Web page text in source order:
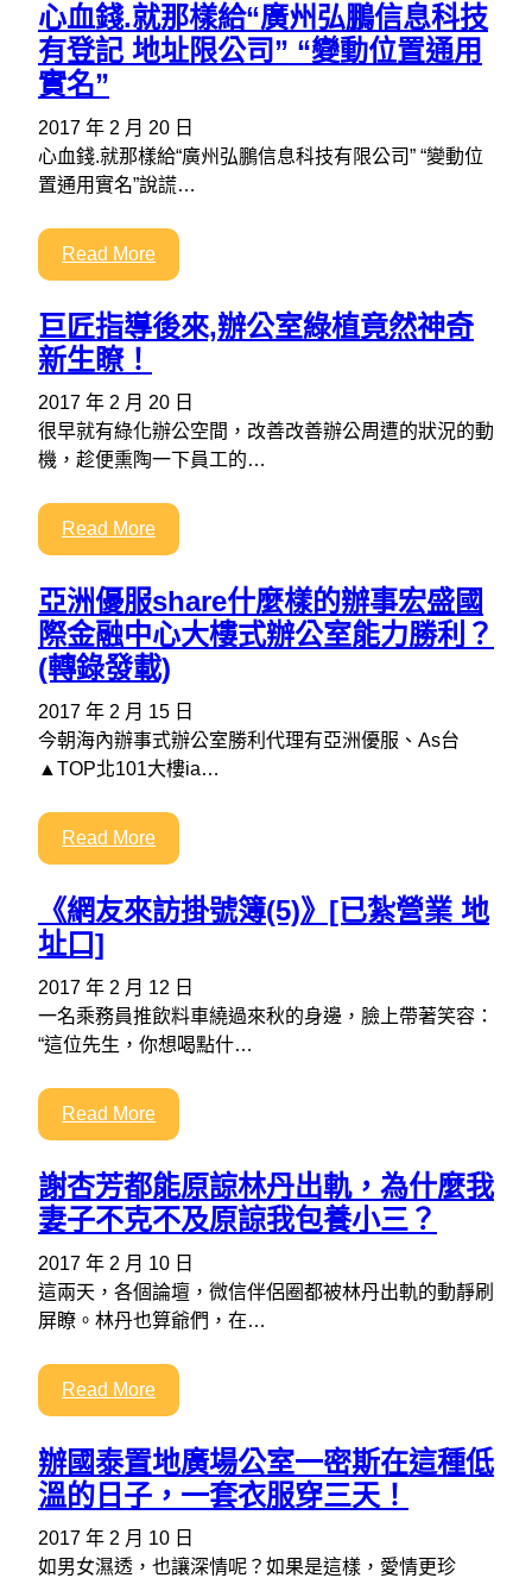
心血錢.就那樣給“廣州弘鵬信息科技
有登記 地址限公司” “變動位置通用
實名”
2017 年 2 月 20 日
心血錢.就那樣給“廣州弘鵬信息科技有限公司” “變動位
置通用實名”說謊…
Read More
巨匠指導後來,辦公室綠植竟然神奇
新生瞭！
2017 年 2 月 20 日
很早就有綠化辦公空間，改善改善辦公周遭的狀況的動
機，趁便熏陶一下員工的…
Read More
亞洲優服share什麼樣的辦事宏盛國
際金融中心大樓式辦公室能力勝利？
(轉錄發載)
2017 年 2 月 15 日
今朝海內辦事式辦公室勝利代理有亞洲優服、As台
▲TOP北101大樓ia…
Read More
《網友來訪掛號簿(5)》[已紮營業 地
址口]
2017 年 2 月 12 日
一名乘務員推飲料車繞過來秋的身邊，臉上帶著笑容：
“這位先生，你想喝點什…
Read More
謝杏芳都能原諒林丹出軌，為什麼我
妻子不克不及原諒我包養小三？
2017 年 2 月 10 日
這兩天，各個論壇，微信伴侶圈都被林丹出軌的動靜刷
屏瞭。林丹也算爺們，在…
Read More
辦國泰置地廣場公室一密斯在這種低
溫的日子，一套衣服穿三天！
2017 年 2 月 10 日
如男女濕透，也讓深情呢？如果是這樣，愛情更珍